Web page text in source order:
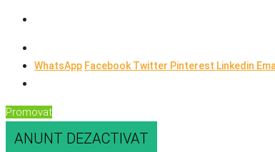
WhatsApp FacebookTwitter Pinterest Linkedin
Promovat
ANUNT DEZACTIVAT